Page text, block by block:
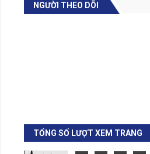
NGƯỜI THEO DÕI
TỔNG SỐ LƯỢT XEM TRANG